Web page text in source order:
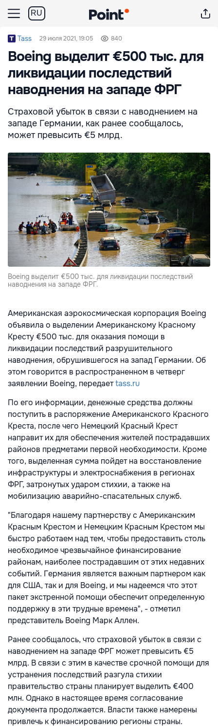
RU
Tass 29 июля 2021, 19:05 840
Boeing выделит €500 тыс. для
ликвидации последствий
наводнения на западе ФРГ
Страховой убыток в связи с наводнением на
западе Германии, как ранее сообщалось,
может превысить €5 млрд.
Boeing выделит €500 тыс. для ликвидации последствий
наводнения на западе ФРГ.
Американская аэрокосмическая корпорация Boeing
объявила о выделении Американскому Красному
Кресту €500 тыс. для оказания помощи в
ликвидации последствий разрушительного
наводнения, обрушившегося на запад Германии. Об
этом говорится в распространенном в четверг
заявлении Boeing, передаетtass.ru
По его информации, денежные средства должны
поступить в распоряжение Американского Красного
Креста, после чего Немецкий Красный Крест
направит их для обеспечения жителей пострадавших
районов предметами первой необходимости. Кроме
того, выделенная сумма пойдет на восстановление
инфраструктуры и электроснабжения в регионах
ФРГ, затронутых ударом стихии, а также на
мобилизацию аварийно-спасательных служб.
"Благодаря нашему партнерству с Американским
Красным Крестом и Немецким Красным Крестом мы
быстро работаем над тем, чтобы предоставить столь
необходимое чрезвычайное финансирование
районам, наиболее пострадавшим от этих недавних
событий. Германия является важным партнером как
для США, так и для Boeing, и мы надеемся что этот
пакет экстренной помощи обеспечит определенную
поддержку в эти трудные времена", - отметил
представитель Boeing Марк Аллен.
Ранее сообщалось, что страховой убыток в связи с
наводнением на западе ФРГ может превысить €5
млрд. В связи с этим в качестве срочной помощи для
устранения последствий разгула стихии
правительство страны планирует выделить €400
млн. Однако в настоящее время согласование
документа продолжается. Власти также намерены
привлечь к финансированию регионы страны.